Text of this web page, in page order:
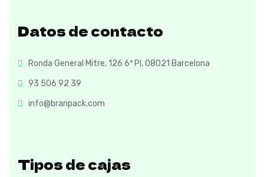
Datos de contacto
Ronda General Mitre, 126 6ª Pl. 08021 Barcelona
93 506 92 39
info@branpack.com
Tipos de cajas